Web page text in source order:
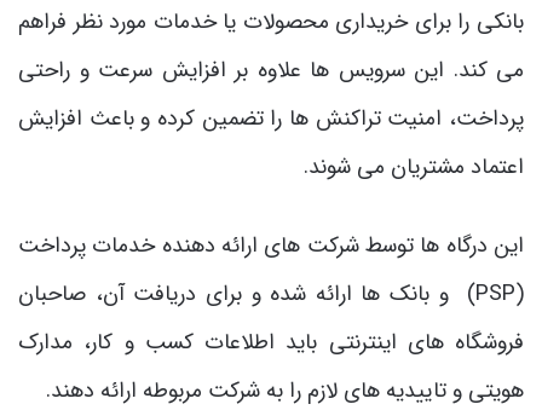
بانکی را برای خریداری محصولات یا خدمات مورد نظر فراهم
می کند. این سرویس‌ ها علاوه بر افزایش سرعت و راحتی
پرداخت، امنیت تراکنش‌ ها را تضمین کرده و باعث افزایش
اعتماد مشتریان می ‌شوند.
این درگاه‌ ها توسط شرکت‌ های ارائه‌ دهنده خدمات پرداخت
(PSP) و بانک ‌ها ارائه شده و برای دریافت آن، صاحبان
فروشگاه‌ های اینترنتی باید اطلاعات کسب ‌و کار، مدارک
هویتی و تاییدیه ‌های لازم را به شرکت مربوطه ارائه دهند.